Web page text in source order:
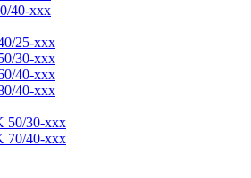
40-xxx
25-xxx
30-xxx
40-xxx
40-xxx
50/30-xxx
70/40-xxx